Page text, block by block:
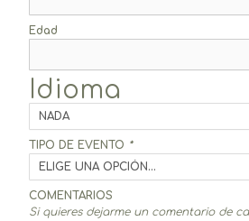
Edad
Idioma
TIPO DE EVENTO *
COMENTARIOS
Si quieres dejarme un comentario de